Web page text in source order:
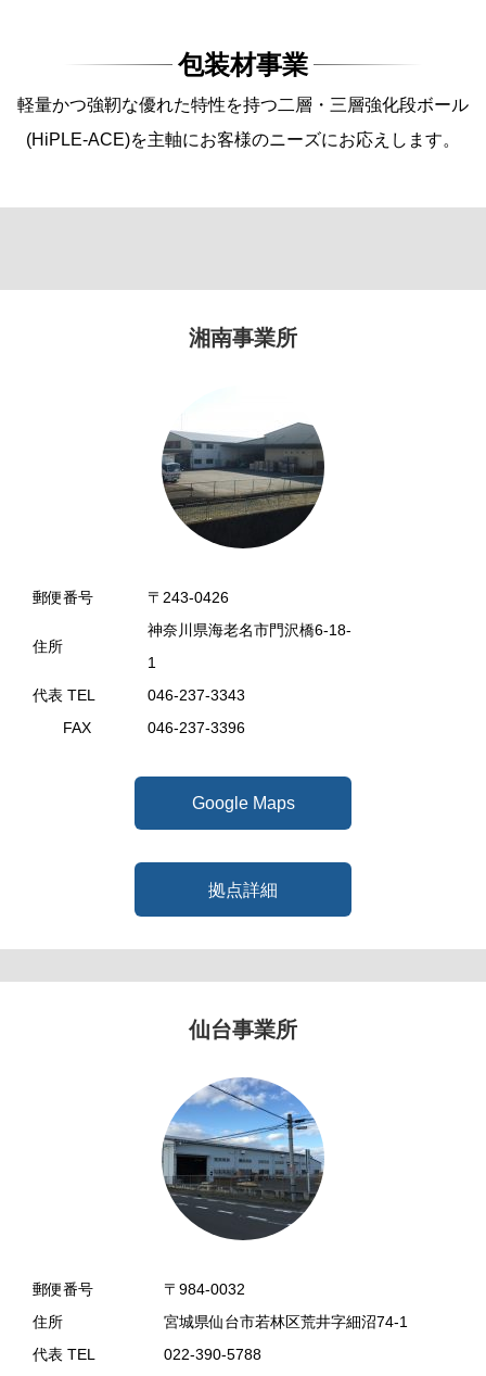
包装材事業
軽量かつ強靭な優れた特性を持つ二層・三層強化段ボール
(HiPLE-ACE)を主軸にお客様のニーズにお応えします。
湘南事業所
郵便番号 〒243-0426
住所
神奈川県海老名市門沢橋6-18-
1
代表 TEL
046-237-3343
FAX
046-237-3396
Google Maps
拠点詳細
仙台事業所
郵便番号
〒984-0032
住所
宮城県仙台市若林区荒井字細沼74-1
代表 TEL
022-390-5788